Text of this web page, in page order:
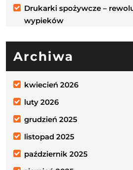
Drukarki spożywcze –
wypieków
Archiwa
kwiecień 2026
luty 2026
grudzień 2025
listopad 2025
październik 2025